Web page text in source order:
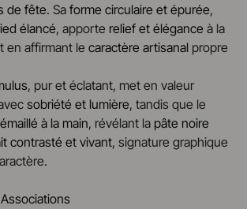
de fête. Sa forme circulaire et épurée,
élancé, apporte relief et élégance à la
en affirmant le caractère artisanal propre
, pur et éclatant, met en valeur
sobriété et lumière, tandis que le
à la main, révélant la pâte noire
contrasté et vivant, signature graphique